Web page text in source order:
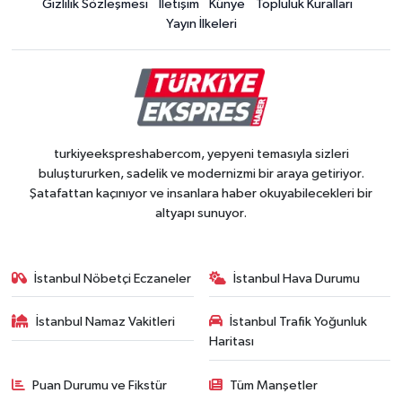
Gizlilik Sözleşmesi İletişim Künye
Topluluk Kuralları
Yayın İlkeleri
turkiyeekspreshabercom, yepyeni temasıyla sizleri
buluştururken, sadelik ve modernizmi bir araya getiriyor.
Şatafattan kaçınıyor ve insanlara haber okuyabilecekleri bir
altyapı sunuyor.
İstanbul Nöbetçi Eczaneler İstanbul Hava Durumu
İstanbul Namaz Vakitleri
İstanbul Trafik Yoğunluk
Haritası
Puan Durumu ve Fikstür Tüm Manşetler